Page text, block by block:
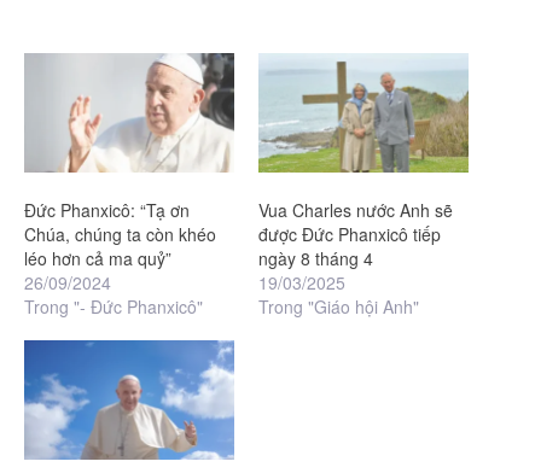
Đức Phanxicô: “Tạ ơn
Chúa, chúng ta còn khéo
léo hơn cả ma quỷ”
26/09/2024
Trong "- Đức Phanxicô"
Vua Charles nước Anh sẽ
được Đức Phanxicô tiếp
ngày 8 tháng 4
19/03/2025
Trong "Giáo hội Anh"